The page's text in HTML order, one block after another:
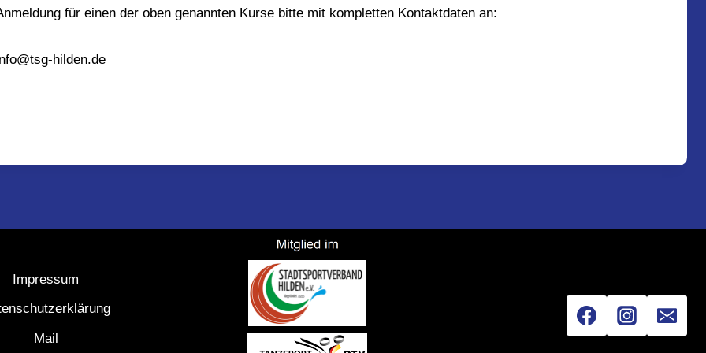
für einen der oben genannten Kurse bitte mit kompletten Kontaktdaten an:
hilden.de
Impressum
Mail